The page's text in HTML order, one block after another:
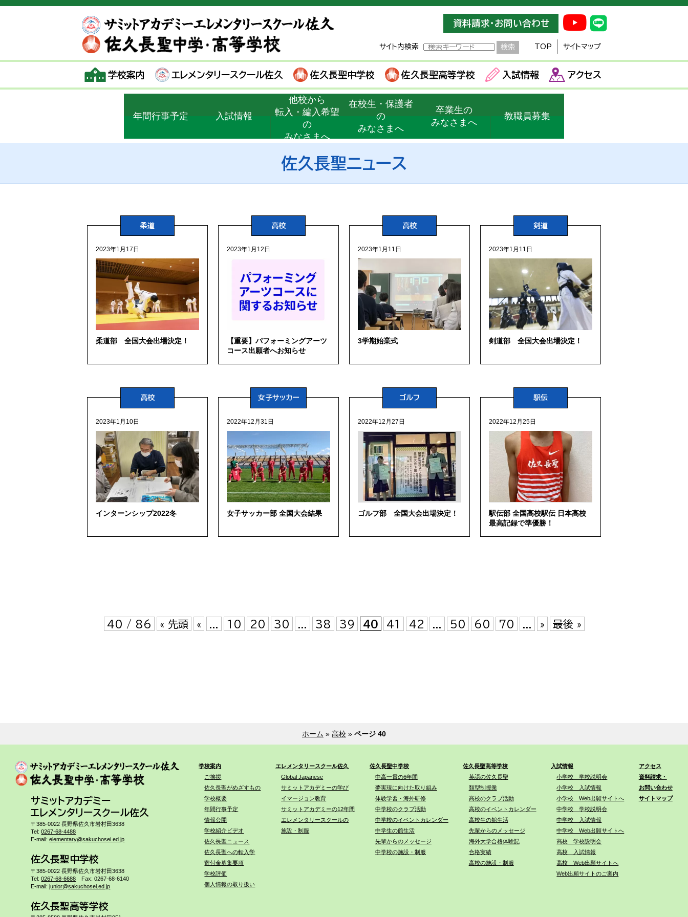
資料請求・お問い合わせ
サイト内検索 TOP サイトマップ
学校案内 エレメンタリースクール佐久 佐久長聖中学校 佐久長聖高等学校 入試情報 アクセス
年間行事予定 入試情報
他校から
転入・編入希望
の
みなさまへ
在校生・保護者
の
みなさまへ
卒業生の
みなさまへ
教職員募集
佐久長聖ニュース
柔道
2023年1月17日
柔道部 全国大会出場決定！
高校
2023年1月12日
【重要】パフォーミングアーツ
コース出願者へお知らせ
高校
2023年1月11日
3学期始業式
剣道
2023年1月11日
剣道部 全国大会出場決定！
高校
2023年1月10日
インターンシップ2022冬
女子サッカー
2022年12月31日
女子サッカー部 全国大会結果
ゴルフ
2022年12月27日
ゴルフ部 全国大会出場決定！
駅伝
2022年12月25日
駅伝部 全国高校駅伝 日本高校
最高記録で準優勝！
40 / 86 « 先頭 « 10 20 30 38 39 40 41 42 50 60 70 » 最後 »
ホーム » 高校 » ページ 40
サミットアカデミー
エレメンタリースクール佐久
〒385-0022 長野県佐久市岩村田3638
Tel:0267-68-4488
E-mail:elementary@sakuchosei.ed.jp
佐久長聖中学校
〒385-0022 長野県佐久市岩村田3638
Tel:0267-68-6688 Fax: 0267-68-6140
E-mail:junior@sakuchosei.ed.jp
佐久長聖高等学校
学校案内
ご挨拶
佐久長聖がめざすもの
学校概要
年間行事予定
情報公開
学校紹介ビデオ
佐久長聖ニュース
佐久長聖への転入学
寄付金募集要項
学校評価
個人情報の取り扱い
エレメンタリースクール佐久
Global Japanese
サミットアカデミーの学び
イマージョン教育
サミットアカデミーの12年間
エレメンタリースクールの
施設・制服
佐久長聖中学校
中高一貫の6年間
夢実現に向けた取り組み
体験学習・海外研修
中学校のクラブ活動
中学校のイベントカレンダー
中学生の館生活
先輩からのメッセージ
中学校の施設・制服
佐久長聖高等学校
英語の佐久長聖
類型制授業
高校のクラブ活動
高校のイベントカレンダー
高校生の館生活
先輩からのメッセージ
海外大学合格体験記
合格実績
高校の施設・制服
入試情報
小学校 学校説明会
小学校 入試情報
小学校 Web出願サイトへ
中学校 学校説明会
中学校 入試情報
中学校 Web出願サイトへ
高校 学校説明会
高校 入試情報
高校 Web出願サイトへ
Web出願サイトのご案内
アクセス
資料請求・
お問い合わせ
サイトマップ